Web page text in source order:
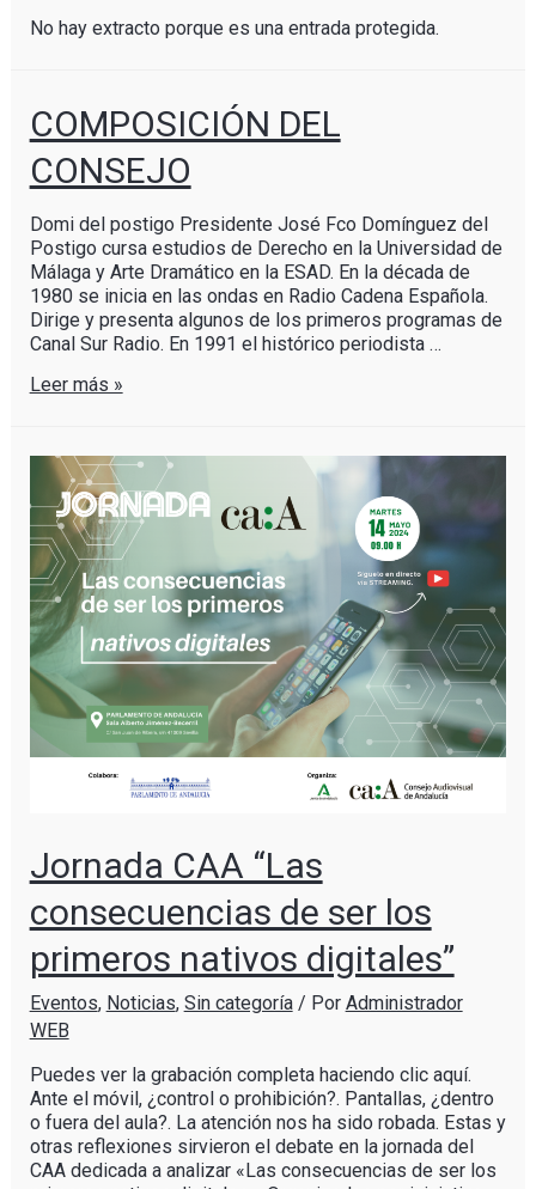
No hay extracto porque es una entrada protegida.
COMPOSICIÓN DEL
CONSEJO
Domi del postigo Presidente José Fco Domínguez del
Postigo cursa estudios de Derecho en la Universidad de
Málaga y Arte Dramático en la ESAD. En la década de
1980 se inicia en las ondas en Radio Cadena Española.
Dirige y presenta algunos de los primeros programas de
Canal Sur Radio. En 1991 el histórico periodista …
Leer más »
Jornada CAA “Las
consecuencias de ser los
primeros nativos digitales”
Eventos, Noticias, Sin categoría/ Por Administrador
WEB
Puedes ver la grabación completa haciendo clic aquí.
Ante el móvil, ¿control o prohibición?. Pantallas, ¿dentro
o fuera del aula?. La atención nos ha sido robada. Estas y
otras reflexiones sirvieron el debate en la jornada del
CAA dedicada a analizar «Las consecuencias de ser los